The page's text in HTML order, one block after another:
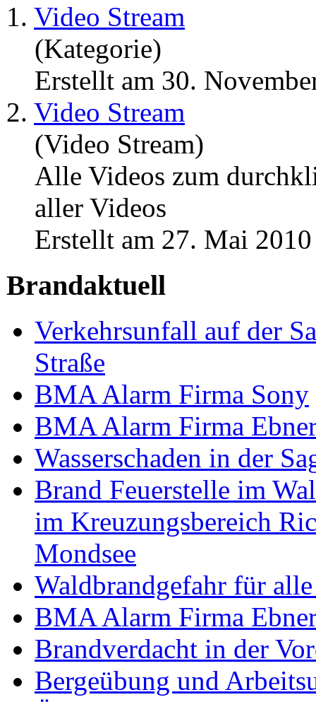
1. Video Stream
(Kategorie)
Erstellt am 30.
2. Video Stream
(Video Stream)
Alle Videos zum
aller Videos
Erstellt am 27. Mai 2010
Brandaktuell
Verkehrsunfall auf der
Straße
BMA Alarm Firma Sony
BMA Alarm Firma
Wasserschaden in der
Brand Feuerstelle im
im Kreuzungsbereich
Mondsee
Waldbrandgefahr für
BMA Alarm Firma
Brandverdacht in der
Bergeübung und